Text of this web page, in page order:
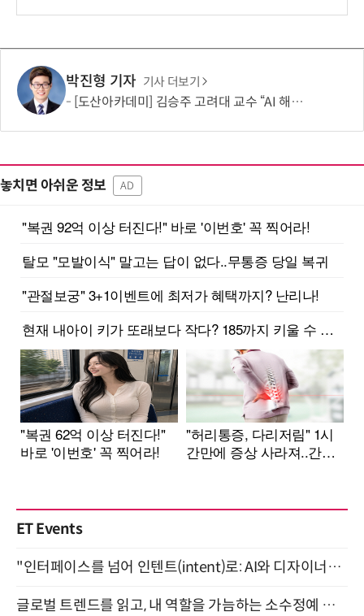
박진형 기자 기사 더보기
[도산아카데미] 김승주 고려대 교수 “AI 해킹은 AI로 막아야…망분리 정책 바꿔야”
놓치면 아쉬운 정보 AD
ET Events
"인터페이스를 넘어 인텐트(intent)로: AI와 디자이너가 함께 만드는 공존의 UX" 강남역 (9/2)
글로벌 트렌드를 읽고, 내 역할을 가늠하는 소수정예 실습 워크숍 (8/28)